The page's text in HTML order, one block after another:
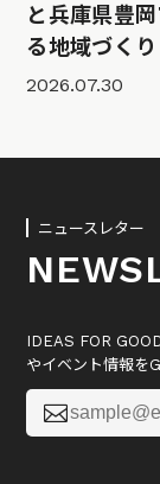
と兵庫県豊
る地域づくり
2026.07.30
ニュースレター
IDEAS FOR
やイベント情報を
